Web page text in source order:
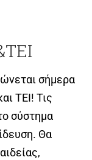
σήμερα
ΤΕΙ! Τις
σύστημα
Θα